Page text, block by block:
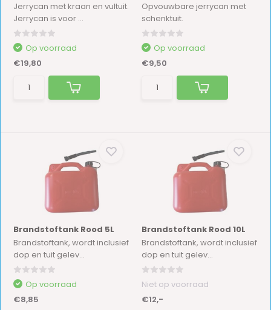
Jerrycan met kraan en vultuit.
Jerrycan is voor ...
Op voorraad
€19,80
Opvouwbare jerrycan met
schenktuit.
Op voorraad
€9,50
Brandstoftank Rood 5L
Brandstoftank, wordt inclusief
dop en tuit gelev...
Op voorraad
€8,85
Brandstoftank Rood 10L
Brandstoftank, wordt inclusief
dop en tuit gelev...
Niet op voorraad
€12,-